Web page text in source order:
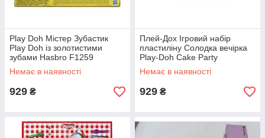
Play Doh Miстер Зубастик
Play Doh iз золотистими
зубами Hasbro F1259
Немає в наявності
929 ₴
Плей-Дох Ігровий набір
пластиліну Солодка вечірка
Play-Doh Cake Party
Немає в наявності
929 ₴